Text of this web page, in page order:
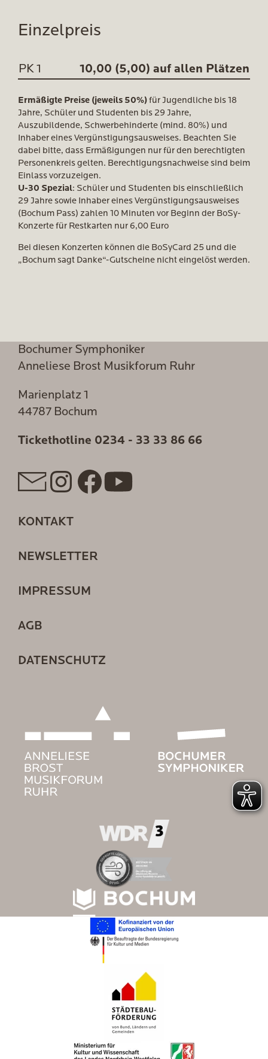
Einzelpreis
PK 1 10,00 (5,00) auf allen Plätzen
Ermäßigte Preise (jeweils 50%) für Jugendliche bis 18
Jahre, Schüler und Studenten bis 29 Jahre,
Auszubildende, Schwerbehinderte (mind. 80%) und
Inhaber eines Vergünstigungsausweises. Beachten Sie
dabei bitte, dass Ermäßigungen nur für den berechtigten
Personenkreis gelten. Berechtigungsnachweise sind beim
Einlass vorzuzeigen.
U-30 Spezial: Schüler und Studenten bis einschließlich
29 Jahre sowie Inhaber eines Vergünstigungsausweises
(Bochum Pass) zahlen 10 Minuten vor Beginn der BoSy-
Konzerte für Restkarten nur 6,00 Euro
Bei diesen Konzerten können die BoSyCard 25 und die
„Bochum sagt Danke“-Gutscheine nicht eingelöst werden.
Bochumer Symphoniker
Anneliese Brost Musikforum Ruhr
Marienplatz 1
44787 Bochum
Tickethotline 0234 - 33 33 86 66
KONTAKT
NEWSLETTER
IMPRESSUM
AGB
DATENSCHUTZ